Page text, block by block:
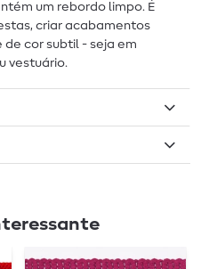
um rebordo limpo. É
criar acabamentos
cor subtil - seja em
vestuário.